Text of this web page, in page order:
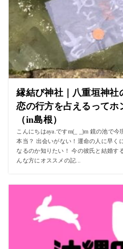
縁結び神社｜八重垣神社
恋の行方を占えるってホ
（in島根）
こんにちはaya.ですm(_ _)m 鏡の池で
本当？ 出会いがない！運命の人に早く
なるのか知りたい！ 今の彼氏と結婚す
んな方にオススメの記...